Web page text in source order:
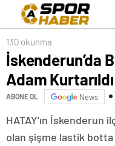
130 okunma
İskenderun’da
Adam Kurtarıldı
ABONE OL News
HATAY’ın İskenderun
olan şişme lastik botta